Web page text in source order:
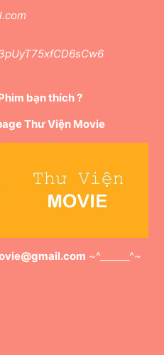
bạn thích ?
Thư Viện Movie
~^______^~